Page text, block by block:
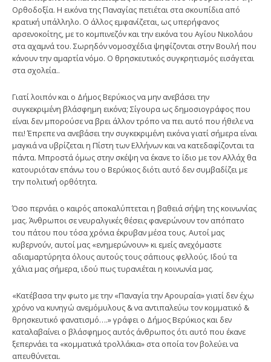
Ορθοδοξία. Η εικόνα της Παναγίας πετιέται στα σκουπίδια από
κρατική υπάλληλο. Ο άλλος εμφανίζεται, ως υπερήφανος
αρσενοκοίτης, με το κομπινεζόν και την εικόνα του Αγίου Νικολάου
στα αχαμνά του. Σωρηδόν νομοσχέδια ψηφίζονται στην Βουλή που
κάνουν την αμαρτία νόμο. Ο θρησκευτικός συγκρητισμός εισάγεται
στα σχολεία..
Γιατί λοιπόν και ο Δήμος Βερύκιος να μην ανεβάσει την
συγκεκριμένη βλάσφημη εικόνα; Σίγουρα ως δημοσιογράφος που
είναι δεν μπορούσε να βρει άλλον τρόπο να πει αυτό που ήθελε να
πει! Έπρεπε να ανεβάσει την συγκεκριμένη εικόνα γιατί σήμερα είναι
μαγκιά να υβρίζεται η Πίστη των Ελλήνων και να κατεδαφίζονται τα
πάντα. Μπροστά όμως στην σκέψη να έκανε το ίδιο με τον Αλλάχ θα
κατουριόταν επάνω του ο Βερύκιος διότι αυτό δεν συμβαδίζει με
την πολιτική ορθότητα.
Όσο περνάει ο καιρός αποκαλύπτεται η βαθειά σήψη της κοινωνίας
μας. Άνθρωποι σε νευραλγικές θέσεις φανερώνουν τον απόπατο
του πάτου που τόσα χρόνια έκρυβαν μέσα τους. Αυτοί μας
κυβερνούν, αυτοί μας «ενημερώνουν» κι εμείς ανεχόμαστε
αδιαμαρτύρητα όλους αυτούς τους σάπιους φελλούς. Ιδού τα
χάλια μας σήμερα, ιδού πως τυρανιέται η κοινωνία μας.
«Κατέβασα την φωτο με την «Παναγία την Αρουραία» γιατί δεν έχω
χρόνο να κυνηγώ ανεμόμυλους & να αντιπαλεύω τον κομματικό &
θρησκευτικό φανατισμό….» γράφει ο Δήμος Βερύκιος και δεν
καταλαβαίνει ο βλάσφημος αυτός άνθρωπος ότι αυτό που έκανε
ξεπερνάει τα «κομματικά τρολλάκια» στα οποία τον βολεύει να
απευθύνεται.